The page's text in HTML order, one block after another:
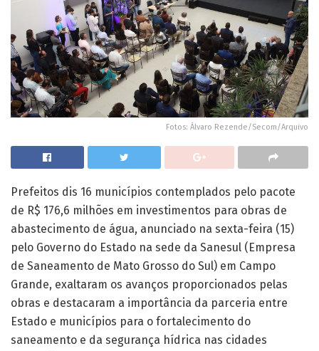
Fotos: Álvaro Rezende/Secom/Arquivo
Prefeitos dis 16 municípios contemplados pelo pacote
de R$ 176,6 milhões em investimentos para obras de
abastecimento de água, anunciado na sexta-feira (15)
pelo Governo do Estado na sede da Sanesul (Empresa
de Saneamento de Mato Grosso do Sul) em Campo
Grande, exaltaram os avanços proporcionados pelas
obras e destacaram a importância da parceria entre
Estado e municípios para o fortalecimento do
saneamento e da segurança hídrica nas cidades